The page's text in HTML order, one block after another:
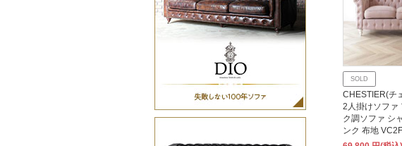
SOLD
CHESTIER(チ
2人掛けソファ
ク調ソファ シ
ンク 布地